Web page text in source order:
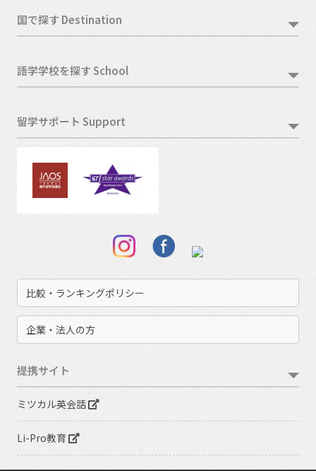
国で探す Destination
語学学校を探す School
留学サポート Support
比較・ランキングポリシー
企業・法人の方
提携サイト
ミツカル英会話
Li-Pro教育